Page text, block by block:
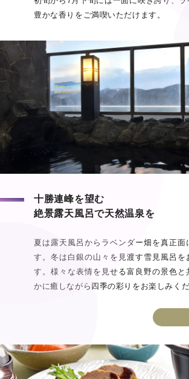
豊かな香りをご満喫いただけます。
十勝連峰を望む
絶景露天風呂で天然温泉を
夏は露天風呂からラベンダー畑を真正面
す。冬は白銀の山々を見渡す雪見風呂を
す。様々な表情を見せる富良野の景色と
かに癒しながら四季の彩りをお楽しみくだ